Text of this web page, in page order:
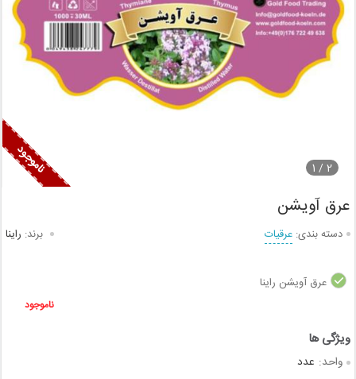
2 /
1
عرق آویشن
دسته بندی: عرقیات برند: راینا
عرق آویشن راینا
ناموجود
واحد: عدد